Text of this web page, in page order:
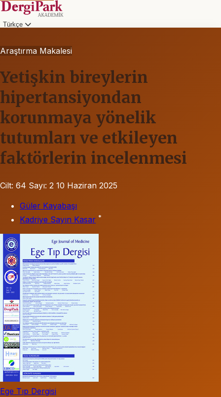
Türkçe
Araştırma Makalesi
Yetişkin bireylerin
hipertansiyondan
korunmaya yönelik
tutumları ve etkileyen
faktörlerin incelenmesi
Cilt: 64 Sayı: 2 10 Haziran 2025
Güler Kayabaşı
Kadriye Sayın Kasar *
Ege Tıp Dergisi